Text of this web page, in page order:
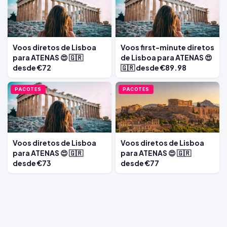
Voos diretos de Lisboa
para ATENAS 😍 🇬🇷
desde €72
Voos first-minute diretos
de Lisboa para ATENAS 😍
🇬🇷 desde €89.98
PACOTES
Voos diretos de Lisboa
para ATENAS 😍 🇬🇷
desde €73
PACOTES
Voos diretos de Lisboa
para ATENAS 😍 🇬🇷
desde €77